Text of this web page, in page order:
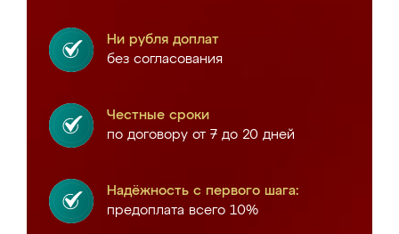
Ни рубля доплат
без согласования
Честные сроки
по договору от 7 до 20 дней
Надёжность с первого шага:
предоплата всего 10%